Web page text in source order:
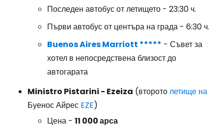
Последен автобус от летището - 23:30 ч.
Първи автобус от центъра на града - 6:30 ч.
Buenos Aires Marriott ***** - Съвет за
хотел в непосредствена близост до
автогарата
Ministro Pistarini - Ezeiza (второтолетище на
Буенос Айрес EZE)
Цена - 11 000 арса